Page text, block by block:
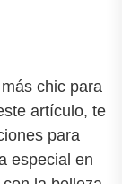
chic para
artículo, te
para
especial en